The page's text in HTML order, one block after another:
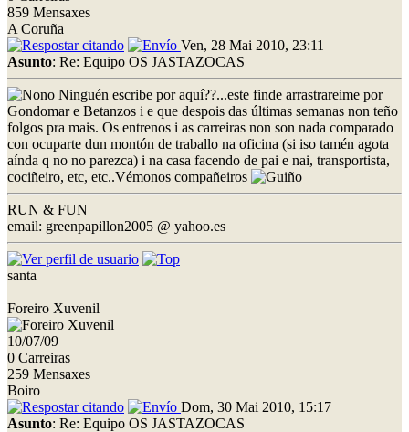
859 Mensaxes
A Coruña
Ven, 28 Mai 2010, 23:11
Asunto: Re: Equipo OS JASTAZOCAS
Ninguén escribe por aquí??...este finde arrastrareime por
Gondomar e Betanzos i e que despois das últimas semanas non teño
folgos pra mais. Os entrenos i as carreiras non son nada comparado
con ocuparte dun montón de traballo na oficina (si iso tamén agota
aínda q no no parezca) i na casa facendo de pai e nai, transportista,
cociñeiro, etc, etc..Vémonos compañeiros
RUN & FUN
email: greenpapillon2005 @ yahoo.es
santa
Foreiro Xuvenil
10/07/09
0 Carreiras
259 Mensaxes
Boiro
Dom, 30 Mai 2010, 15:17
Asunto: Re: Equipo OS JASTAZOCAS